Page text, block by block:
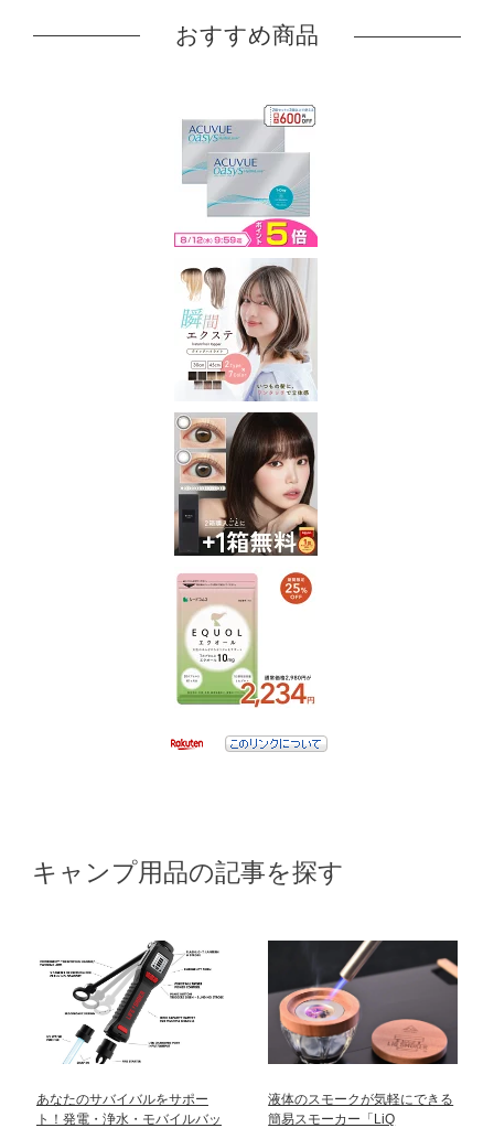
おすすめ商品
キャンプ用品の記事を探す
あなたのサバイバルをサポー
ト！発電・浄水・モバイルバッ
液体のスモークが気軽にできる
簡易スモーカー「LiQ